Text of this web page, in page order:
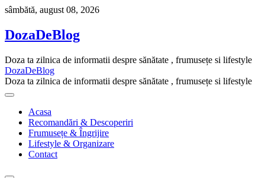
Skip
content
sâmbătă, august 08, 2026
DozaDeBlog
Doza ta zilnica de informatii despre sănătate , frumusețe si lifestyle
DozaDeBlog
Doza ta zilnica de informatii despre sănătate , frumusețe si lifestyle
Acasa
Recomandări & Descoperiri
Frumusețe & Îngrijire
Lifestyle & Organizare
Contact